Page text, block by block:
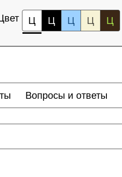
Ц Ц Ц Ц Ц
Вопросы и ответы